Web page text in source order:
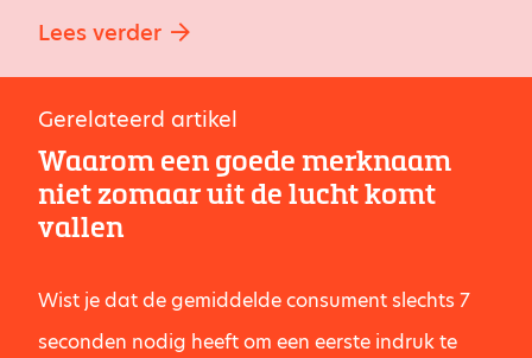
Lees verder
Gerelateerd artikel
Waarom een goede merknaam
niet zomaar uit de lucht komt
vallen
Wist je dat de gemiddelde consument slechts 7
seconden nodig heeft om een eerste indruk te